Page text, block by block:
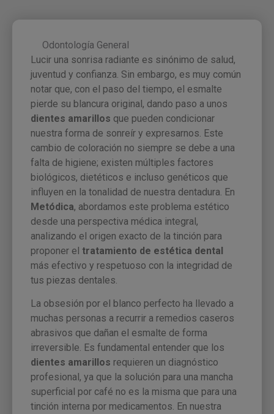
Odontología General
Lucir una sonrisa radiante es sinónimo de salud,
juventud y confianza. Sin embargo, es muy común
notar que, con el paso del tiempo, el esmalte
pierde su blancura original, dando paso a unos
dientes amarillos que pueden condicionar
nuestra forma de sonreír y expresarnos. Este
cambio de coloración no siempre se debe a una
falta de higiene; existen múltiples factores
biológicos, dietéticos e incluso genéticos que
influyen en la tonalidad de nuestra dentadura. En
Metódica, abordamos este problema estético
desde una perspectiva médica integral,
analizando el origen exacto de la tinción para
proponer el tratamiento de estética dental
más efectivo y respetuoso con la integridad de
tus piezas dentales.
La obsesión por el blanco perfecto ha llevado a
muchas personas a recurrir a remedios caseros
abrasivos que dañan el esmalte de forma
irreversible. Es fundamental entender que los
dientes amarillos requieren un diagnóstico
profesional, ya que la solución para una mancha
superficial por café no es la misma que para una
tinción interna por medicamentos. En nuestra